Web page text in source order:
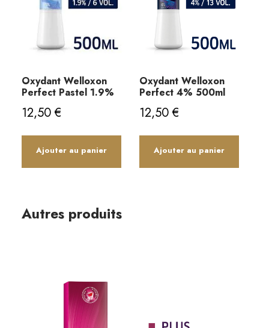
Oxydant Welloxon
Perfect Pastel 1.9%
12,50€
Ajouter au panier
Oxydant Welloxon
Perfect 4% 500ml
12,50€
Ajouter au panier
Autres produits